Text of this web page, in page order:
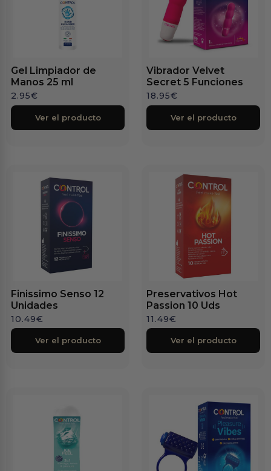
Gel Limpiador de
Manos 25 ml
2.95€
Ver el producto
Vibrador Velvet
Secret 5 Funciones
18.95€
Ver el producto
Finissimo Senso 12
Unidades
10.49€
Ver el producto
Preservativos Hot
Passion 10 Uds
11.49€
Ver el producto